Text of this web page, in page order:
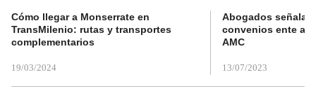
Cómo llegar a Monserrate en
TransMilenio: rutas y transportes
complementarios
19/03/2024
Abogados
convenios ente
AMC
13/07/2023